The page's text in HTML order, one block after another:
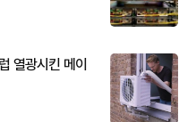
열광시킨 메이